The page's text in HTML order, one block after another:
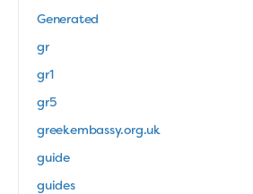
Generated
gr
gr1
gr5
greekembassy.org.uk
guide
guides